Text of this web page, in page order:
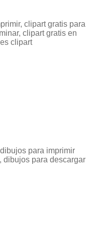
clipart gratis para
clipart gratis en
clipart
para imprimir
dibujos para descargar